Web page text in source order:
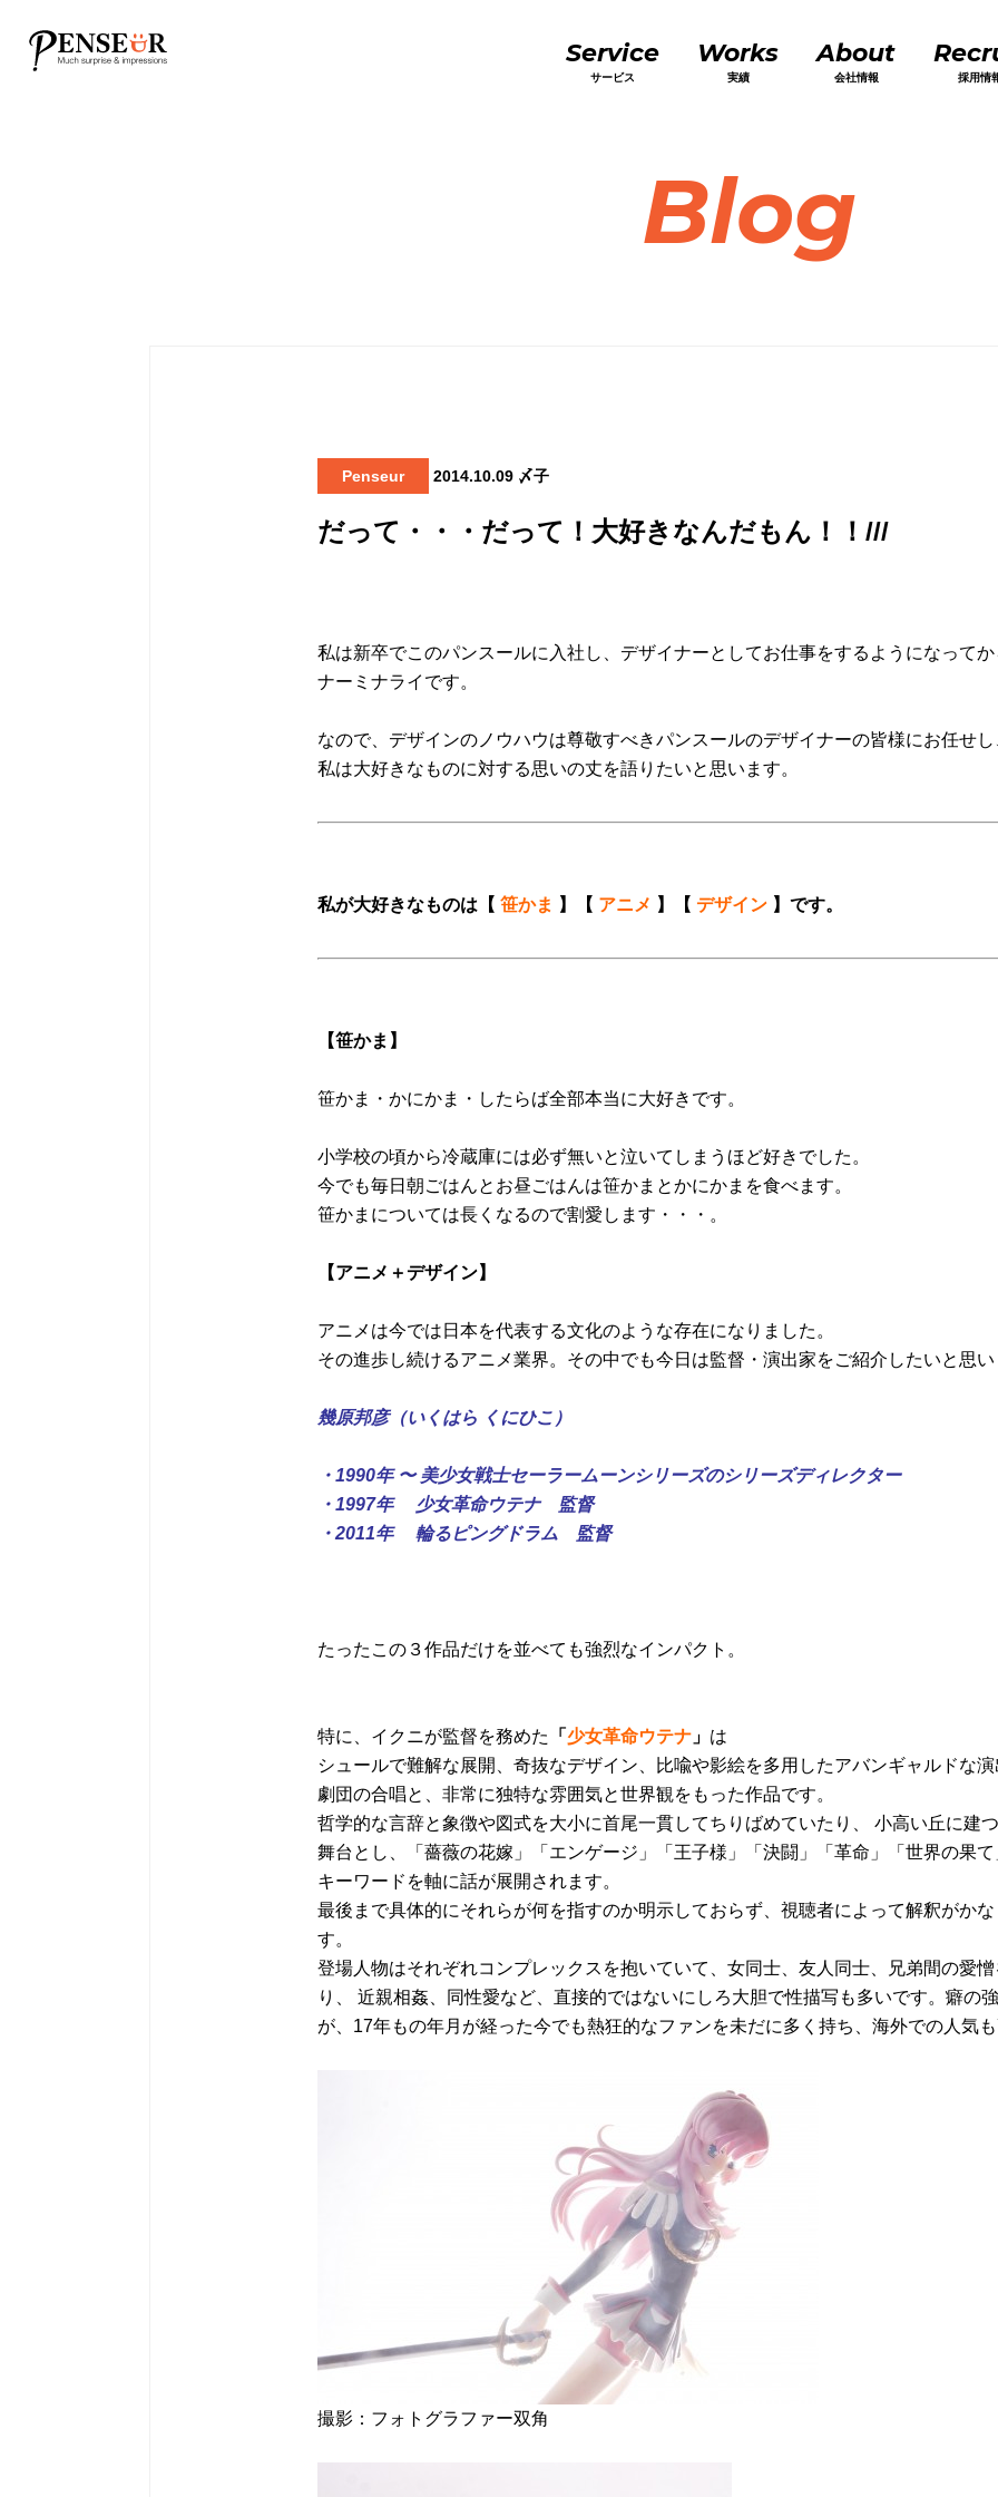
Service
サービス
Works
実績
About
会社情報 採用情
Blog
だって・・・だって！大好きなんだもん！！///
Penseur 2014.10.09 〆子
私は新卒でこのパンスールに入社し、デザイナーとしてお仕事をするようになって
ナーミナライです。
なので、デザインのノウハウは尊敬すべきパンスールのデザイナーの皆様にお任せ
私は大好きなものに対する思いの丈を語りたいと思います。
私が大好きなものは【笹かま 】【 アニメ 】【デザイン 】です。
【笹かま】
笹かま・かにかま・したらば全部本当に大好きです。
小学校の頃から冷蔵庫には必ず無いと泣いてしまうほど好きでした。
今でも毎日朝ごはんとお昼ごはんは笹かまとかにかまを食べます。
笹かまについては長くなるので割愛します・・・。
【アニメ＋デザイン】
アニメは今では日本を代表する文化のような存在になりました。
その進歩し続けるアニメ業界。その中でも今日は監督・演出家をご紹介したいと思
幾原邦彦（いくはら くにひこ）
・1990年 〜 美少女戦士セーラームーンシリーズのシリーズディレクター
・1997年 少女革命ウテナ 監督
・2011年 輪るピングドラム 監督
たったこの３作品だけを並べても強烈なインパクト。
特に、イクニが監督を務めた 「少女革命ウテナ 」 は
シュールで難解な展開、奇抜なデザイン、比喩や影絵を多用したアバンギャルドな
劇団の合唱と、非常に独特な雰囲気と世界観をもった作品です。
哲学的な言辞と象徴や図式を大小に首尾一貫してちりばめていたり、 小高い丘に建
舞台とし、「薔薇の花嫁」「エンゲージ」「王子様」「決闘」「革命」「世界の果
キーワードを軸に話が展開されます。
最後まで具体的にそれらが何を指すのか明示しておらず、視聴者によって解釈がか
す。
登場人物はそれぞれコンプレックスを抱いていて、女同士、友人同士、兄弟間の愛
り、 近親相姦、同性愛など、直接的ではないにしろ大胆で性描写も多いです。癖の
が、17年もの年月が経った今でも熱狂的なファンを未だに多く持ち、海外での人気
撮影：フォトグラファー双角